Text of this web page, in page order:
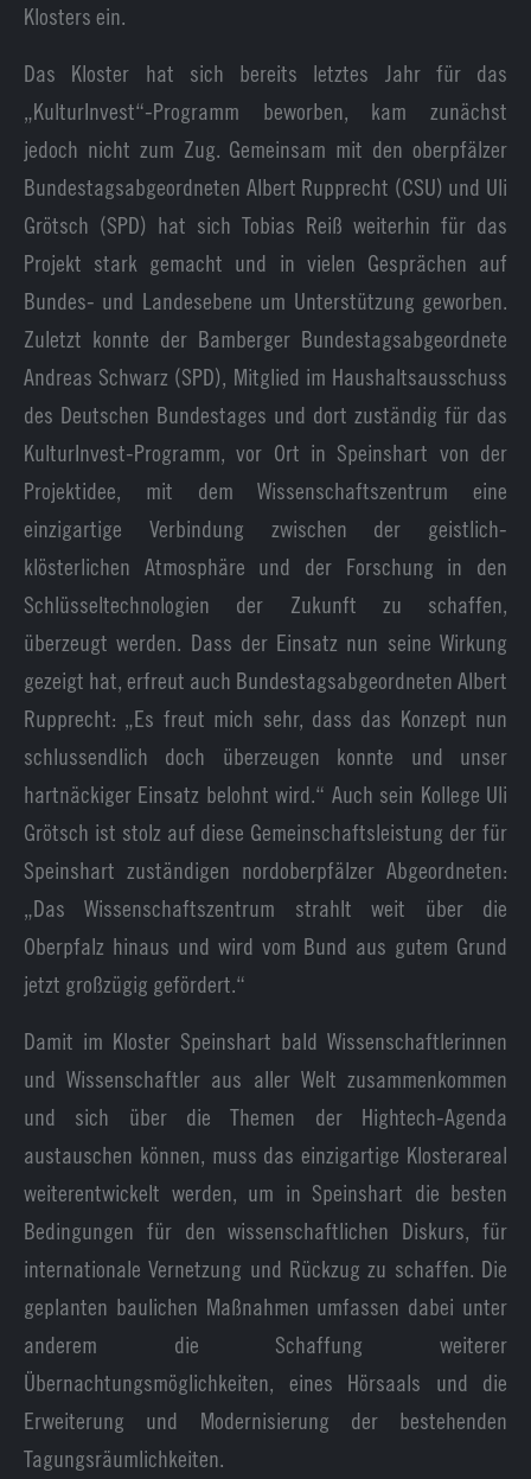
Klosters ein.
Das Kloster hat sich bereits letztes Jahr für das
„KulturInvest“-Programm beworben, kam zunächst
jedoch nicht zum Zug. Gemeinsam mit den oberpfälzer
Bundestagsabgeordneten Albert Rupprecht (CSU) und Uli
Grötsch (SPD) hat sich Tobias Reiß weiterhin für das
Projekt stark gemacht und in vielen Gesprächen auf
Bundes- und Landesebene um Unterstützung geworben.
Zuletzt konnte der Bamberger Bundestagsabgeordnete
Andreas Schwarz (SPD), Mitglied im Haushaltsausschuss
des Deutschen Bundestages und dort zuständig für das
KulturInvest-Programm, vor Ort in Speinshart von der
Projektidee, mit dem Wissenschaftszentrum eine
einzigartige Verbindung zwischen der geistlich-
klösterlichen Atmosphäre und der Forschung in den
Schlüsseltechnologien der Zukunft zu schaffen,
überzeugt werden. Dass der Einsatz nun seine Wirkung
gezeigt hat, erfreut auch Bundestagsabgeordneten Albert
Rupprecht: „Es freut mich sehr, dass das Konzept nun
schlussendlich doch überzeugen konnte und unser
hartnäckiger Einsatz belohnt wird.“ Auch sein Kollege Uli
Grötsch ist stolz auf diese Gemeinschaftsleistung der für
Speinshart zuständigen nordoberpfälzer Abgeordneten:
„Das Wissenschaftszentrum strahlt weit über die
Oberpfalz hinaus und wird vom Bund aus gutem Grund
jetzt großzügig gefördert.“
Damit im Kloster Speinshart bald Wissenschaftlerinnen
und Wissenschaftler aus aller Welt zusammenkommen
und sich über die Themen der Hightech-Agenda
austauschen können, muss das einzigartige Klosterareal
weiterentwickelt werden, um in Speinshart die besten
Bedingungen für den wissenschaftlichen Diskurs, für
internationale Vernetzung und Rückzug zu schaffen. Die
geplanten baulichen Maßnahmen umfassen dabei unter
anderem die Schaffung weiterer
Übernachtungsmöglichkeiten, eines Hörsaals und die
Erweiterung und Modernisierung der bestehenden
Tagungsräumlichkeiten.